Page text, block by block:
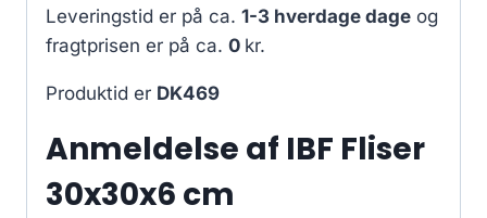
Leveringstid er på ca. 1-3 hverdage dage og
fragtprisen er på ca. 0 kr.
Produktid er DK469
Anmeldelse af IBF Fliser
30x30x6 cm